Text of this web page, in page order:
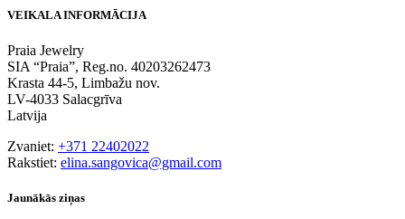
VEIKALA INFORMĀCIJA
Praia Jewelry
SIA “Praia”, Reg.no. 40203262473
Krasta 44-5, Limbažu nov.
LV-4033 Salacgrīva
Latvija
Zvaniet: +371 22402022
Rakstiet: elina.sangovica@gmail.com
Jaunākās ziņas